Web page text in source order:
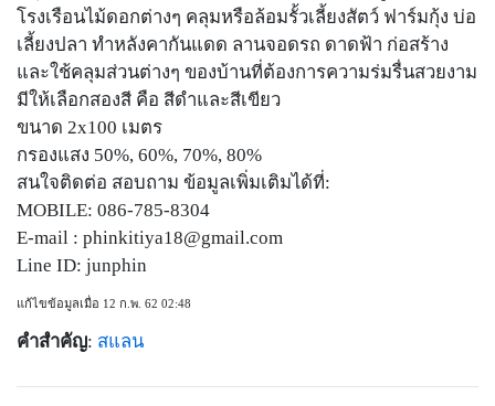
โรงเรือนไม้ดอกต่างๆ คลุมหรือล้อมรั้วเลี้ยงสัตว์ ฟาร์มกุ้ง บ่อ
เลี้ยงปลา ทำหลังคากันแดด ลานจอดรถ ดาดฟ้า ก่อสร้าง
และใช้คลุมส่วนต่างๆ ของบ้านที่ต้องการความร่มรื่นสวยงาม
มีให้เลือกสองสี คือ สีดำและสีเขียว
ขนาด 2x100 เมตร
กรองแสง 50%, 60%, 70%, 80%
สนใจติดต่อ สอบถาม ข้อมูลเพิ่มเติมได้ที่:
MOBILE: 086-785-8304
E-mail : phinkitiya18@gmail.com
Line ID: junphin
แก้ไขข้อมูลเมื่อ 12 ก.พ. 62 02:48
คำสำคัญ: สแลน